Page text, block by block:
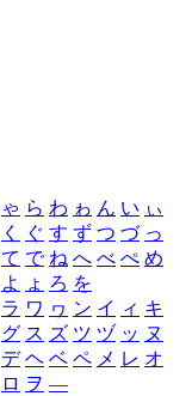
ゃ ら わ ゎ ん い ぃ
く ぐ す ず つ づ っ
て で ね へ べ ぺ め
よ ょ ろ を
ラ ワ ヮ ン イ ィ キ
グ ス ズ ツ ヅ ッ ヌ
デ ヘ ベ ペ メ レ オ
ロ ヲ ―